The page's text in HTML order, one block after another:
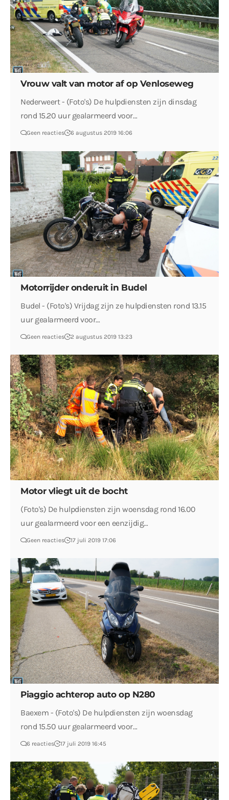
Vrouw valt van motor af op Venloseweg
Nederweert - (Foto's) De hulpdiensten zijn dinsdag
rond 15.20 uur gealarmeerd voor…
Geen reacties 6 augustus 2019 16:06
Motorrijder onderuit in Budel
Budel - (Foto's) Vrijdag zijn ze hulpdiensten rond 13.15
uur gealarmeerd voor…
Geen reacties 2 augustus 2019 13:23
Motor vliegt uit de bocht
(Foto's) De hulpdiensten zijn woensdag rond 16.00
uur gealarmeerd voor een eenzijdig…
Geen reacties 17 juli 2019 17:06
Piaggio achterop auto op N280
Baexem - (Foto's) De hulpdiensten zijn woensdag
rond 15.50 uur gealarmeerd voor…
6 reacties 17 juli 2019 16:45